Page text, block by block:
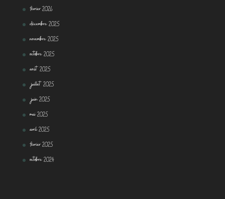
février 2026
décembre 2025
novembre 2025
octobre 2025
août 2025
juillet 2025
juin 2025
mai 2025
avril 2025
février 2025
octobre 2024